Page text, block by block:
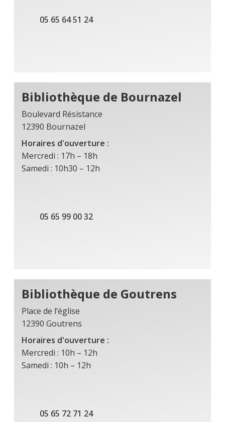
05 65 64 51 24
Bibliothèque de Bournazel
Boulevard Résistance
12390 Bournazel
Horaires d'ouverture :
Mercredi : 17h – 18h
Samedi : 10h30 – 12h
05 65 99 00 32
Bibliothèque de Goutrens
Place de l’église
12390 Goutrens
Horaires d'ouverture :
Mercredi : 10h – 12h
Samedi : 10h – 12h
05 65 72 71 24